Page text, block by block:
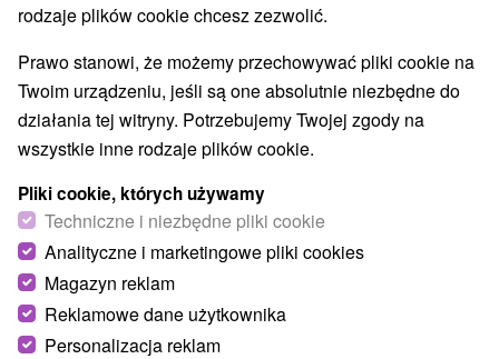
Najlepiej sprzedające
od279,17
1.
Hotel Most Slávy★★★Trenczańskie Teplice
rodzaje plików cookie chcesz zezwolić.
Prawo stanowi, że możemy przechowywać pliki cookie na
Twoim urządzeniu, jeśli są one absolutnie niezbędne do
działania tej witryny. Potrzebujemy Twojej zgody na
wszystkie inne rodzaje plików cookie.
Pliki cookie, których używamy
Techniczne i niezbędne pliki cookie
Analityczne i marketingowe pliki cookies
Magazyn reklam
Reklamowe dane użytkownika
Personalizacja reklam